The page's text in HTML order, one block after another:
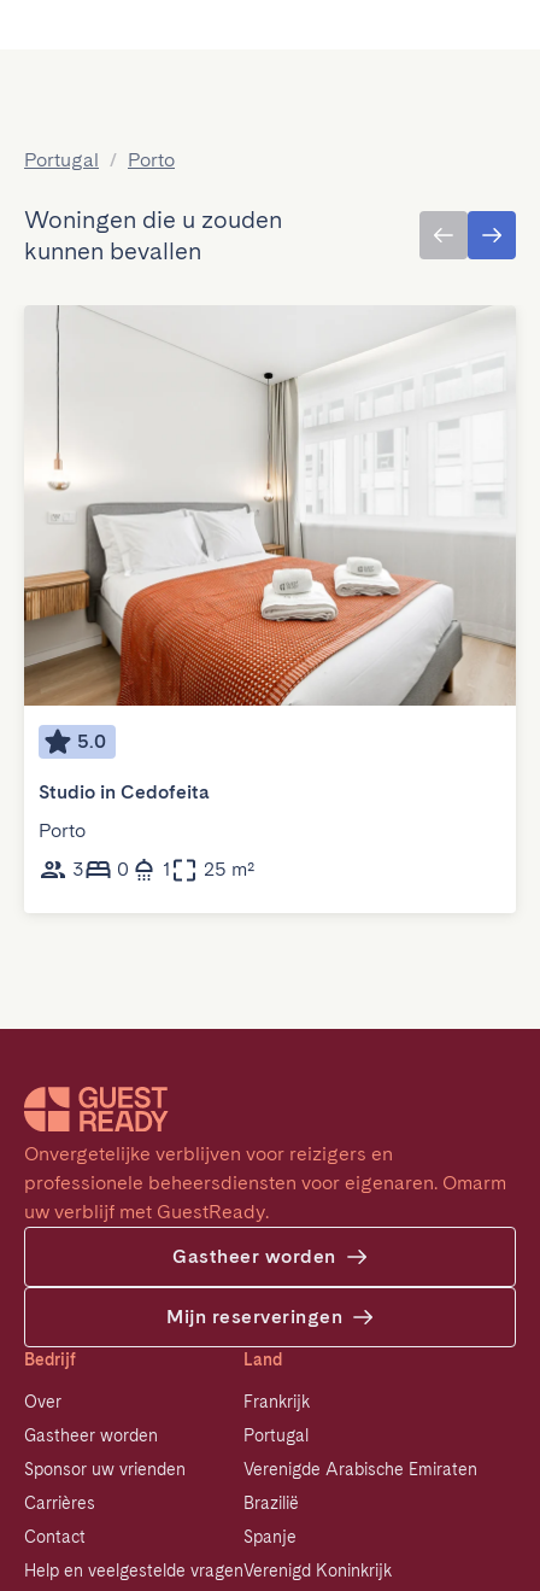
Portugal / Porto
Woningen die u zouden
kunnen bevallen
5.0
Studio in Cedofeita
Porto
3
0 1 25 m²
Onvergetelijke verblijven voor reizigers en
professionele beheersdiensten voor eigenaren. Omarm
uw verblijf met GuestReady.
Gastheer worden
Mijn reserveringen
Bedrijf
Over
Gastheer worden
Sponsor uw vrienden
Carrières
Contact
Help en veelgestelde vragen
Land
Frankrijk
Portugal
Verenigde Arabische Emiraten
Brazilië
Spanje
Verenigd Koninkrijk